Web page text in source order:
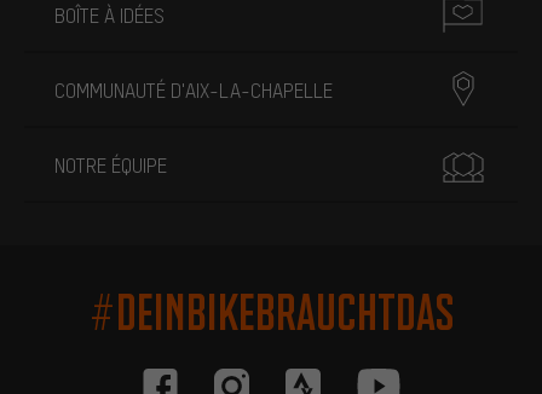
BOÎTE À IDÉES
COMMUNAUTÉ D'AIX-LA-CHAPELLE
NOTRE ÉQUIPE
#DEINBIKEBRAUCHTDAS